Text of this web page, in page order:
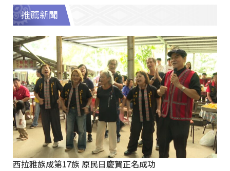
推薦新聞
西拉雅族成第17族 原民日慶賀正名成功